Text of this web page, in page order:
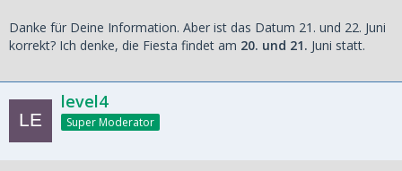
Danke für Deine Information. Aber ist das Datum 21. und 22. Juni
korrekt? Ich denke, die Fiesta findet am 20. und 21. Juni statt.
level4
Super Moderator